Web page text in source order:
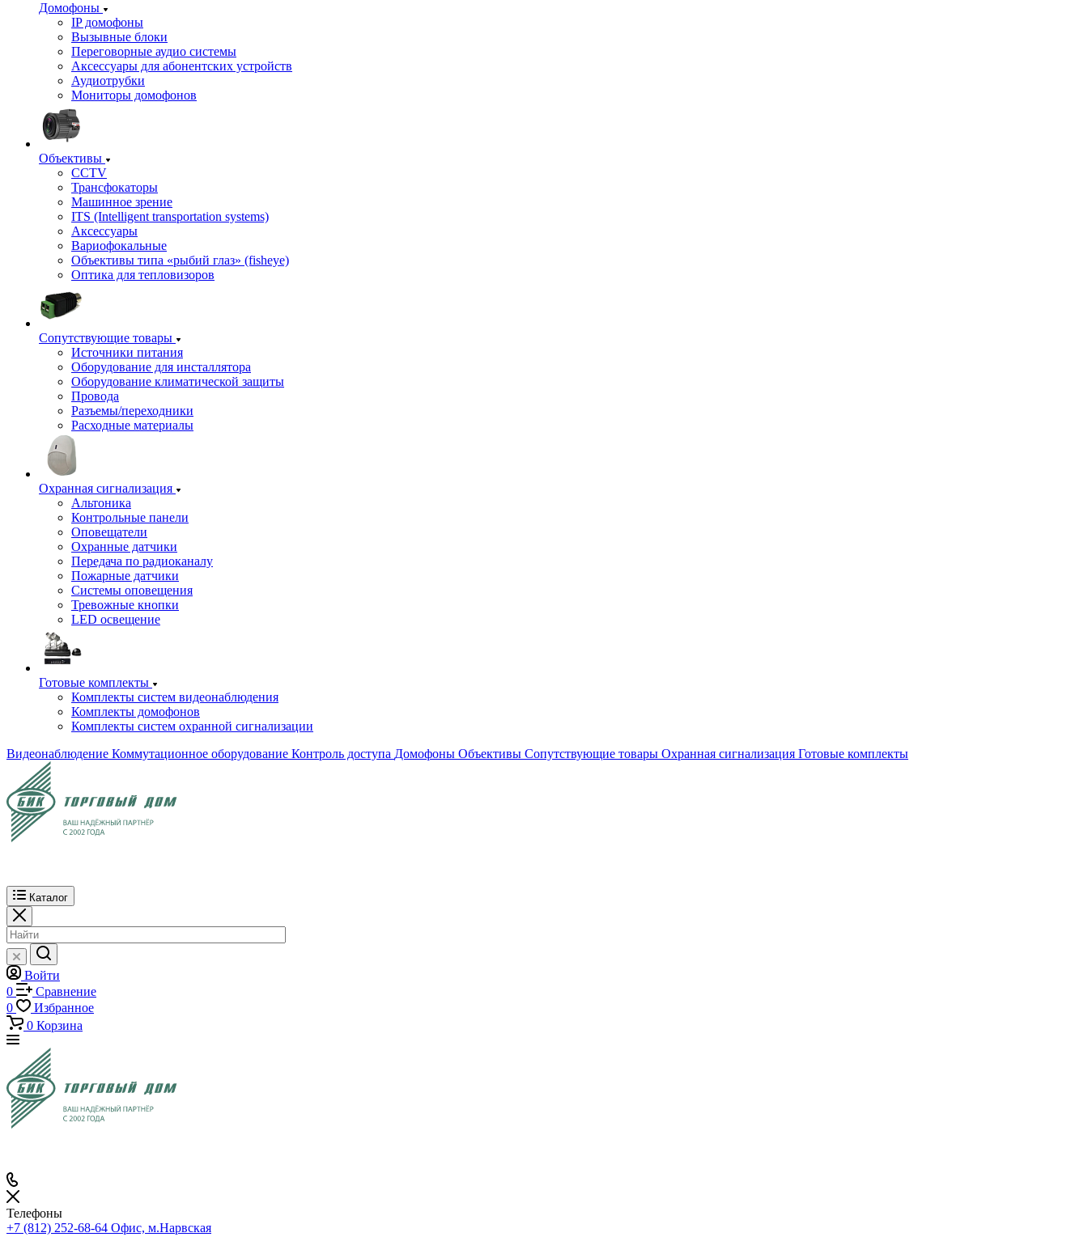
Домофоны
IP домофоны
Вызывные блоки
Переговорные аудио системы
Аксессуары для абонентских устройств
Аудиотрубки
Мониторы домофонов
Объективы
CCTV
Трансфокаторы
Машинное зрение
ITS (Intelligent transportation systems)
Аксессуары
Вариофокальные
Объективы типа «рыбий глаз» (fisheye)
Оптика для тепловизоров
Сопутствующие товары
Источники питания
Оборудование для инсталлятора
Оборудование климатической защиты
Провода
Разъемы/переходники
Расходные материалы
Охранная сигнализация
Альтоника
Контрольные панели
Оповещатели
Охранные датчики
Передача по радиоканалу
Пожарные датчики
Системы оповещения
Тревожные кнопки
LED освещение
Готовые комплекты
Комплекты систем видеонаблюдения
Комплекты домофонов
Комплекты систем охранной сигнализации
Видеонаблюдение Коммутационное оборудование Контроль доступа Домофоны Объективы Сопутствующие товары Охранная сигнализация Готовые комплекты
Каталог
Войти
0
Сравнение
0
Избранное
0 Корзина
Телефоны
+7 (812) 252-68-64 Офис, м.Нарвская